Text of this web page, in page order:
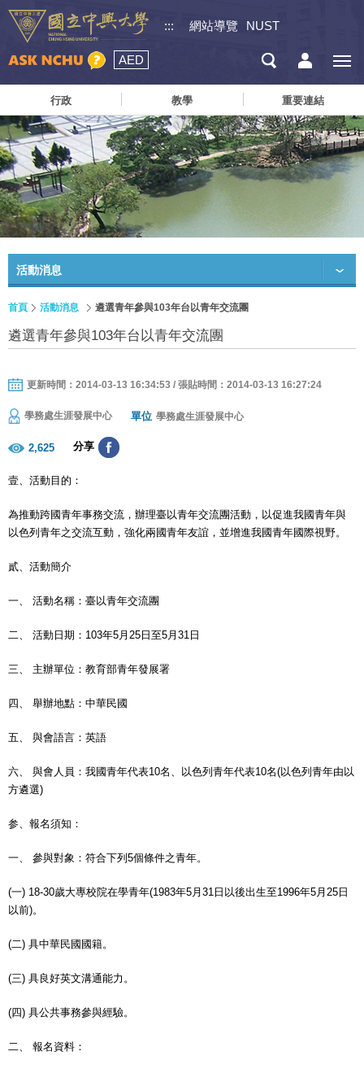
::: 網站導覽 NUST
AED
行政 教學 重要連結
活動消息
首頁 活動消息 遴選青年參與103年台以青年交流團
遴選青年參與103年台以青年交流團
更新時間：2014-03-13 16:34:53 / 張貼時間：2014-03-13 16:27:24
學務處生涯發展中心 單位 學務處生涯發展中心
2,625 分享
壹、活動目的：
為推動跨國青年事務交流，辦理臺以青年交流團活動，以促進我國青年與
以色列青年之交流互動，強化兩國青年友誼，並增進我國青年國際視野。
貳、活動簡介
一、 活動名稱：臺以青年交流團
二、 活動日期：103年5月25日至5月31日
三、 主辦單位：教育部青年發展署
四、 舉辦地點：中華民國
五、 與會語言：英語
六、 與會人員：我國青年代表10名、以色列青年代表10名(以色列青年由以
方遴選)
参、報名須知：
一、 參與對象：符合下列5個條件之青年。
(一) 18-30歲大專校院在學青年(1983年5月31日以後出生至1996年5月25日
以前)。
(二) 具中華民國國籍。
(三) 具良好英文溝通能力。
(四) 具公共事務參與經驗。
二、 報名資料：